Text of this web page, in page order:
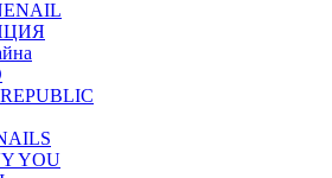
YOU